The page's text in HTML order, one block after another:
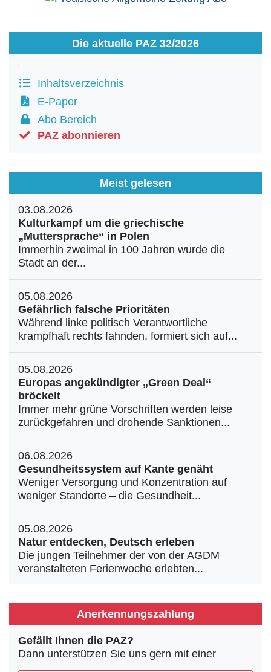
Die aktuelle PAZ 32/2026
Inhaltsverzeichnis
E-Paper
Abo Bereich
PAZ abonnieren
Meist gelesen
03.08.2026
Kulturkampf um die griechische
„Muttersprache“ in Polen
Immerhin zweimal in 100 Jahren wurde die
Stadt an der...
05.08.2026
Gefährlich falsche Prioritäten
Während linke politisch Verantwortliche
krampfhaft rechts fahnden, formiert sich auf...
05.08.2026
Europas angekündigter „Green Deal“
bröckelt
Immer mehr grüne Vorschriften werden leise
zurückgefahren und drohende Sanktionen...
06.08.2026
Gesundheitssystem auf Kante genäht
Weniger Versorgung und Konzentration auf
weniger Standorte – die Gesundheit...
05.08.2026
Natur entdecken, Deutsch erleben
Die jungen Teilnehmer der von der AGDM
veranstalteten Ferienwoche erlebten...
Anerkennungszahlung
Gefällt Ihnen die PAZ?
Dann unterstützen Sie uns gern mit einer